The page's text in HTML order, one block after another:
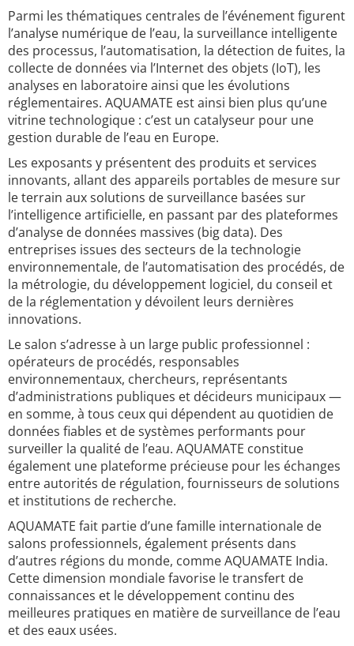
Parmi les thématiques centrales de l’événement figurent
l’analyse numérique de l’eau, la surveillance intelligente
des processus, l’automatisation, la détection de fuites, la
collecte de données via l’Internet des objets (IoT), les
analyses en laboratoire ainsi que les évolutions
réglementaires. AQUAMATE est ainsi bien plus qu’une
vitrine technologique : c’est un catalyseur pour une
gestion durable de l’eau en Europe.
Les exposants y présentent des produits et services
innovants, allant des appareils portables de mesure sur
le terrain aux solutions de surveillance basées sur
l’intelligence artificielle, en passant par des plateformes
d’analyse de données massives (big data). Des
entreprises issues des secteurs de la technologie
environnementale, de l’automatisation des procédés, de
la métrologie, du développement logiciel, du conseil et
de la réglementation y dévoilent leurs dernières
innovations.
Le salon s’adresse à un large public professionnel :
opérateurs de procédés, responsables
environnementaux, chercheurs, représentants
d’administrations publiques et décideurs municipaux —
en somme, à tous ceux qui dépendent au quotidien de
données fiables et de systèmes performants pour
surveiller la qualité de l’eau. AQUAMATE constitue
également une plateforme précieuse pour les échanges
entre autorités de régulation, fournisseurs de solutions
et institutions de recherche.
AQUAMATE fait partie d’une famille internationale de
salons professionnels, également présents dans
d’autres régions du monde, comme AQUAMATE India.
Cette dimension mondiale favorise le transfert de
connaissances et le développement continu des
meilleures pratiques en matière de surveillance de l’eau
et des eaux usées.